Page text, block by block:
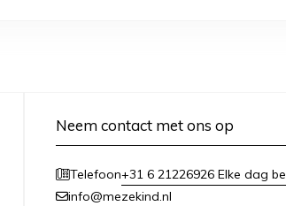
Neem contact met ons op
Telefoon+31 6 21226926 Elke dag
info@mezekind.nl